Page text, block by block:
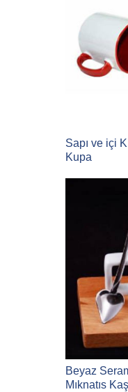
Sapı ve içi
Kupa
Beyaz
Mıknatıs